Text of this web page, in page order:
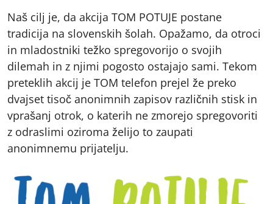
Naš cilj je, da akcija TOM POTUJE postane
tradicija na slovenskih šolah. Opažamo, da otroci
in mladostniki težko spregovorijo o svojih
dilemah in z njimi pogosto ostajajo sami. Tekom
preteklih akcij je TOM telefon prejel že preko
dvajset tisoč anonimnih zapisov različnih stisk in
vprašanj otrok, o katerih ne zmorejo spregovoriti
z odraslimi oziroma želijo to zaupati
anonimnemu prijatelju.